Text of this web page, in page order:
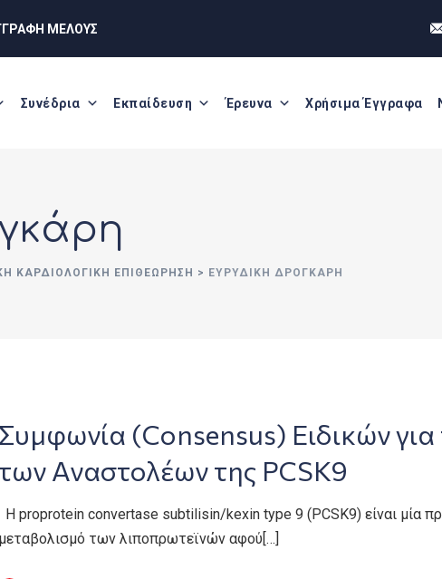
ΜΕΛΟΥΣ
Συνέδρια Εκπαίδευση Έρευνα Χρήσιμα Έγγραφα
ΚΑΡΔΙΟΛΟΓΙΚΗ ΕΠΙΘΕΩΡΗΣΗ > ΕΥΡΥΔΊΚΗ ΔΡΟΓΚΆΡΗ
Συμφωνία (Consensus) Ειδικών
των Αναστολέων της PCSK9
Η proprotein convertase subtilisin/kexin type 9 (PCSK9) είναι μία
μεταβολισμό των λιποπρωτεϊνών αφού[…]